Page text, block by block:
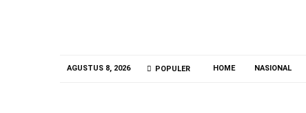
AGUSTUS 8, 2026 POPULER HOME NASIONAL